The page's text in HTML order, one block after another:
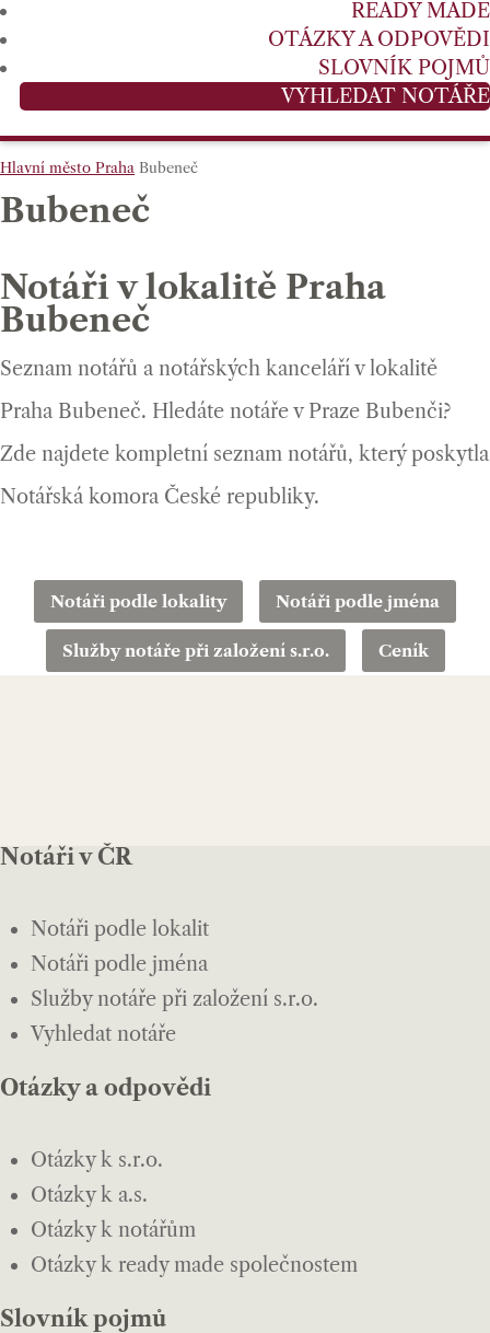
READY MADE
OTÁZKY A ODPOVĚDI
SLOVNÍK POJMŮ
VYHLEDAT NOTÁŘE
Hlavní město Praha Bubeneč
Bubeneč
Notáři v lokalitě Praha
Bubeneč
Seznam notářů a notářských kanceláří v lokalitě
Praha Bubeneč. Hledáte notáře v Praze Bubenči?
Zde najdete kompletní seznam notářů, který poskytla
Notářská komora České republiky.
Notáři podle lokality Notáři podle jména
Služby notáře při založení s.r.o. Ceník
Notáři v ČR
Notáři podle lokalit
Notáři podle jména
Služby notáře při založení s.r.o.
Vyhledat notáře
Otázky a odpovědi
Otázky k s.r.o.
Otázky k a.s.
Otázky k notářům
Otázky k ready made společnostem
Slovník pojmů